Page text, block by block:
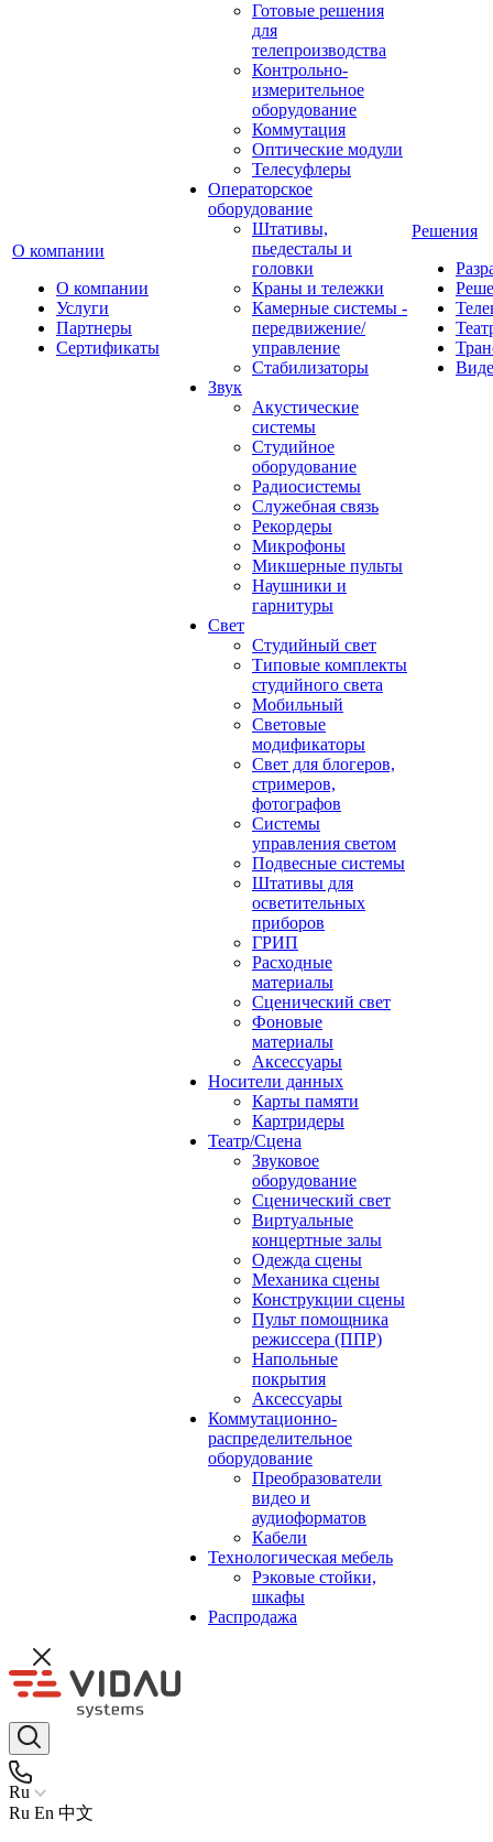
О компании
О компании
Услуги
Партнеры
Сертификаты
Готовые решения
для
телепроизводства
Контрольно-
измерительное
оборудование
Коммутация
Оптические модули
Телесуфлеры
Операторское
оборудование
Штативы,
пьедесталы и
головки
Краны и тележки
Камерные системы -
передвижение/
управление
Стабилизаторы
Звук
Акустические
системы
Студийное
оборудование
Радиосистемы
Служебная связь
Рекордеры
Микрофоны
Микшерные пульты
Наушники и
гарнитуры
Свет
Студийный свет
Типовые комплекты
студийного света
Мобильный
Световые
модификаторы
Свет для блогеров,
стримеров,
фотографов
Системы
управления светом
Подвесные системы
Штативы для
осветительных
приборов
ГРИП
Расходные
материалы
Сценический свет
Фоновые
материалы
Аксессуары
Носители данных
Карты памяти
Картридеры
Театр/Сцена
Звуковое
оборудование
Сценический свет
Виртуальные
концертные залы
Одежда сцены
Механика сцены
Конструкции сцены
Пульт помощника
режиссера (ППР)
Напольные
покрытия
Аксессуары
Коммутационно-
распределительное
оборудование
Преобразователи
видео и
аудиоформатов
Кабели
Технологическая мебель
Рэковые стойки,
шкафы
Распродажа
Решения
Ru
Ru En 中文